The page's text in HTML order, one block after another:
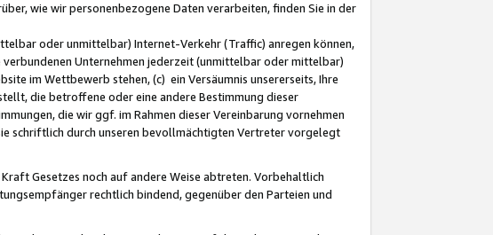
wie wir personenbezogene Daten verarbeiten, finden Sie in der
oder unmittelbar) Internet-Verkehr (Traffic) anregen können,
Unternehmen jederzeit (unmittelbar oder mittelbar)
im Wettbewerb stehen, (c) ein Versäumnis unsererseits, Ihre
die betroffene oder eine andere Bestimmung dieser
die wir ggf. im Rahmen dieser Vereinbarung vornehmen
schriftlich durch unseren bevollmächtigten Vertreter vorgelegt
Gesetzes noch auf andere Weise abtreten. Vorbehaltlich
rechtlich bindend, gegenüber den Parteien und